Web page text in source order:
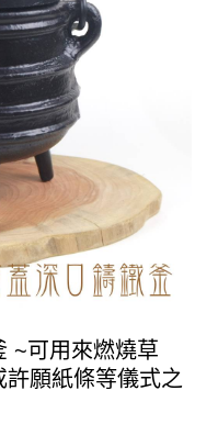
~可用來燃燒草
願紙條等儀式之